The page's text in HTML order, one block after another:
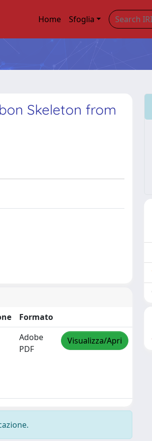
Home Sfoglia
Skeleton from
Formato
Adobe
PDF
Visualizza/Apri